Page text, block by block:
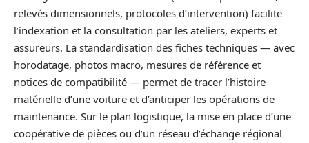
relevés dimensionnels, protocoles d’intervention) facilite
l’indexation et la consultation par les ateliers, experts et
assureurs. La standardisation des fiches techniques — avec
horodatage, photos macro, mesures de référence et
notices de compatibilité — permet de tracer l’histoire
matérielle d’une voiture et d’anticiper les opérations de
maintenance. Sur le plan logistique, la mise en place d’une
coopérative de pièces ou d’un réseau d’échange régional